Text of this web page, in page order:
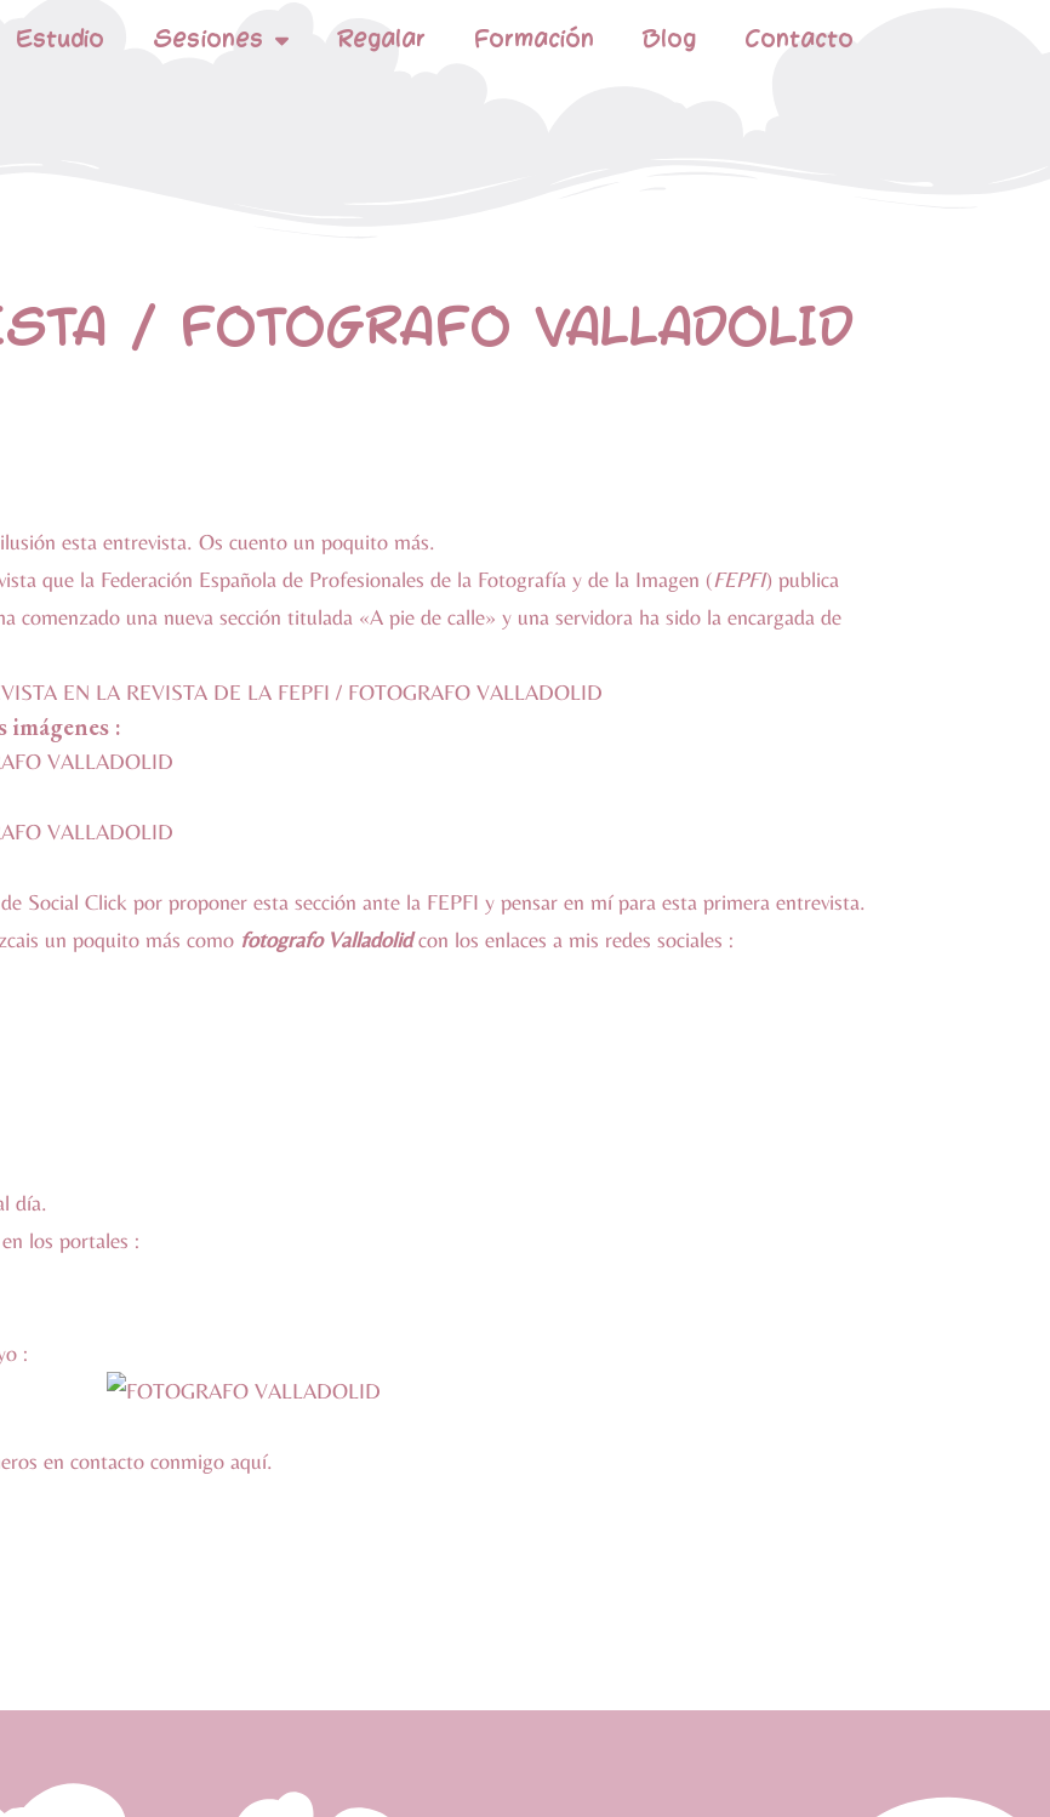
Estudio Sesiones Regalar Formación Blog Contacto
/ FOTOGRAFO VALLADOLID
esta entrevista. Os cuento un poquito más.
que la Federación Española de Profesionales de la Fotografía y de la Imagen (FEPFI) publica
comenzado una nueva sección titulada «A pie de calle» y una servidora ha sido la encargada de
EN LA REVISTA DE LA FEPFI / FOTOGRAFO VALLADOLID
imágenes :
Social Click por proponer esta sección ante la FEPFI y pensar en mí para esta primera entrevista.
un poquito más como fotografo Valladolidcon los enlaces a mis redes sociales :
día.
los portales :
:
en contacto conmigo aquí.